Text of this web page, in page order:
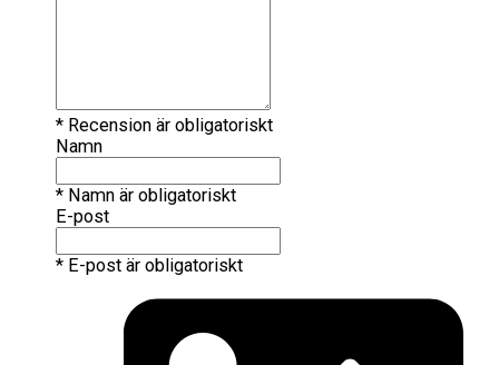
* Recension är obligatoriskt
Namn
* Namn är obligatoriskt
E-post
* E-post är obligatoriskt